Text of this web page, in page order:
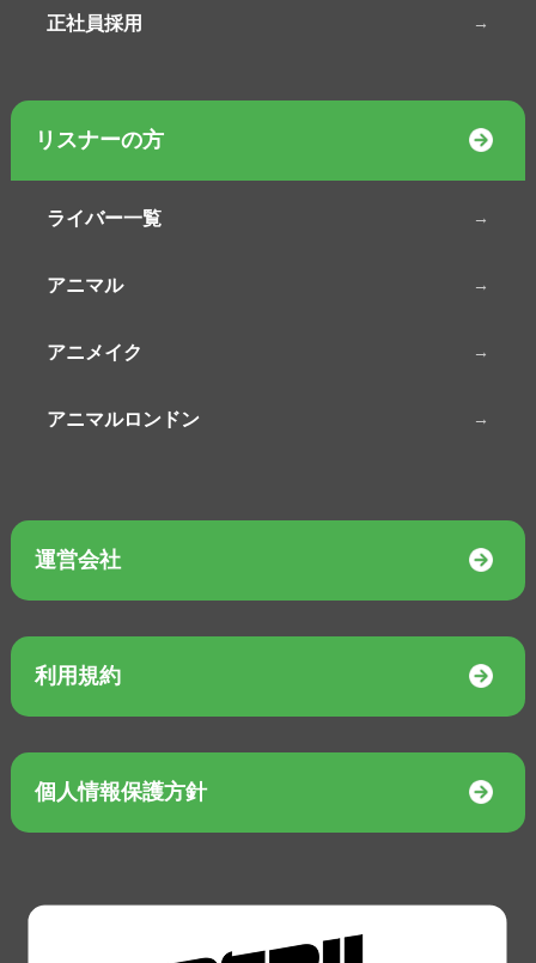
正社員採用
リスナーの方
ライバー一覧
アニマル
アニメイク
アニマルロンドン
運営会社
利用規約
個人情報保護方針